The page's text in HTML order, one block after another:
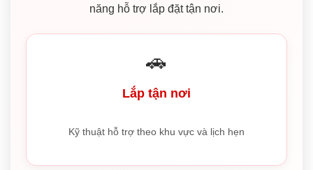
năng hỗ trợ lắp đặt tận nơi.
🚗
Lắp tận nơi
Kỹ thuật hỗ trợ theo khu vực và lịch hẹn